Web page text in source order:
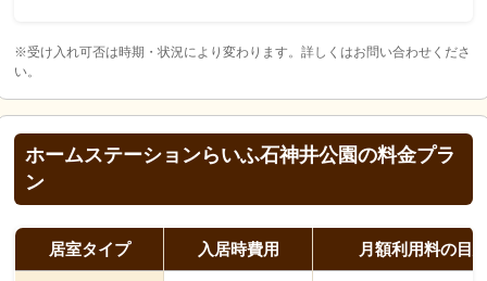
※受け入れ可否は時期・状況により変わります。詳しくはお問い合わせくださ
い。
ホームステーションらいふ石神井公園の料金プラ
ン
居室タイプ 入居時費用 月額利用料の目